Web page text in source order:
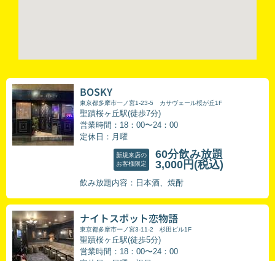
BOSKY
東京都多摩市一ノ宮1-23-5 カサヴェール桜が丘1F
聖蹟桜ヶ丘駅(徒歩7分)
営業時間：18：00〜24：00
定休日：月曜
新規来店の
お客様限定
60分飲み放題
3,000円 (税込)
飲み放題内容：日本酒、焼酎
ナイトスポット恋物語
東京都多摩市一ノ宮3-11-2 杉田ビル1F
聖蹟桜ヶ丘駅(徒歩5分)
営業時間：18：00〜24：00